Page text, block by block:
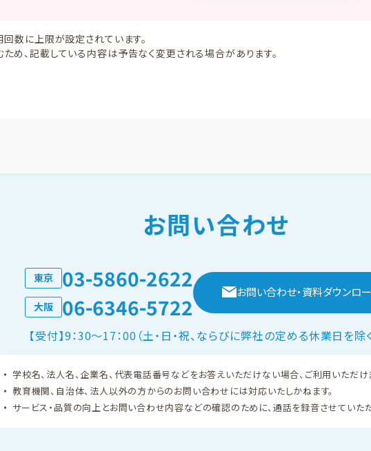
数に上限が設定されています。
め、記載している内容は予告なく変更される場合があります。
お問い合わせ
東京 03-5860-2622
大阪 06-6346-5722
お問い合わせ・資料ダウンロ
【受付】9：30～17：00（土・日・祝、ならびに弊社の定める休業日を除
学校名、法人名、企業名、代表電話番号などをお答えいただけない場合、ご利用いただけ
教育機関、自治体、法人以外の方からのお問い合わせには対応いたしかねます。
サービス・品質の向上とお問い合わせ内容などの確認のために、通話を録音させていた